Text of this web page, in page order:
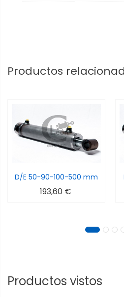
Productos
D/E 50-90-100-500 mm
193,60 €
Productos vistos